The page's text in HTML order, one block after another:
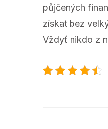
půjčených
získat bez
Vždyť nikdo z